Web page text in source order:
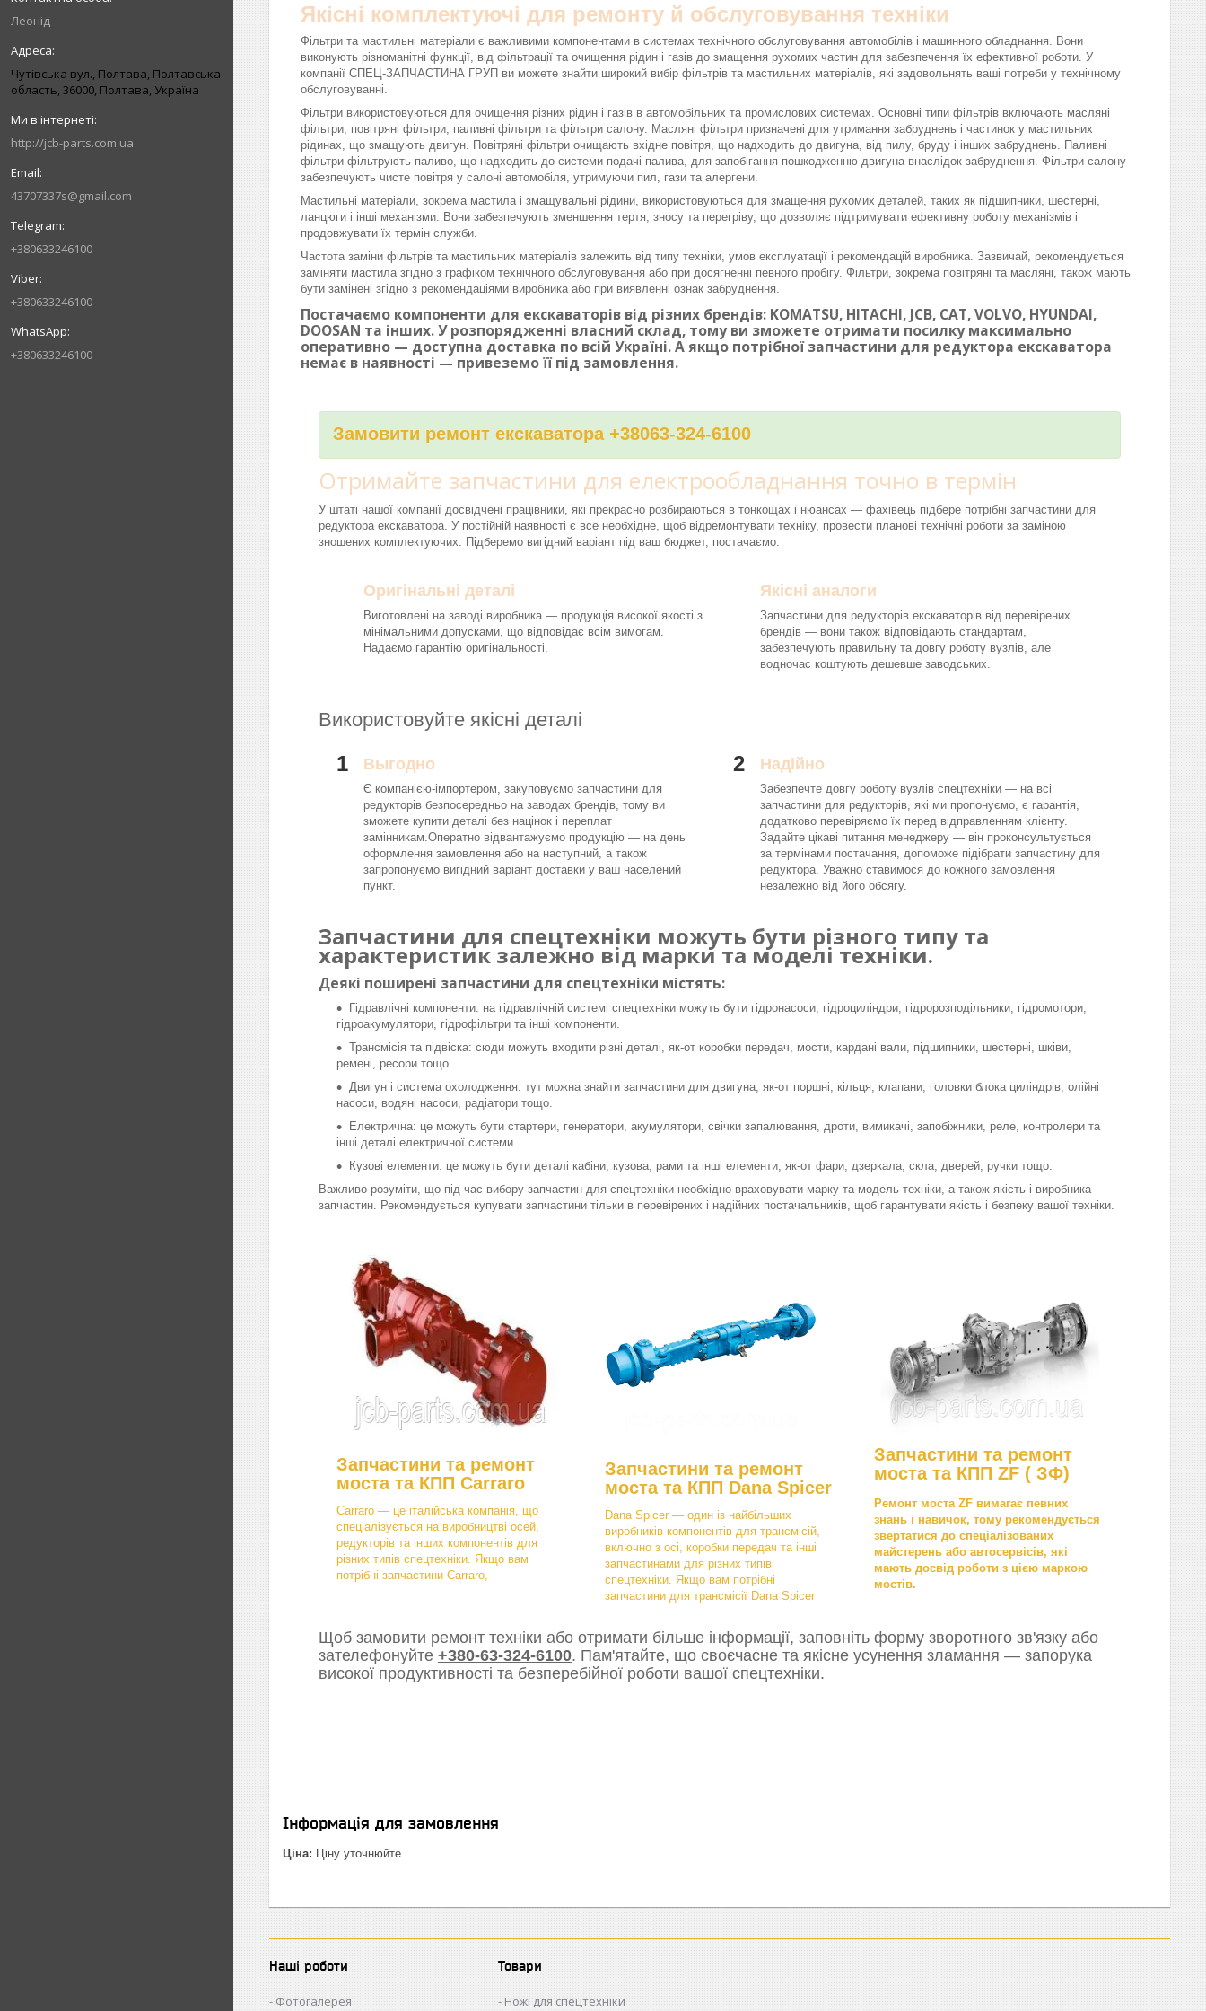
Леонід
Чутівська вул., Полтава, Полтавська
область, 36000, Полтава, Україна
http://jcb-parts.com.ua
43707337s@gmail.com
+380633246100
+380633246100
+380633246100
Якісні комплектуючі для ремонту й обслуговування техніки
Фільтри та мастильні матеріали є важливими компонентами в системах технічного обслуговування автомобілів і машинного обладнання. Вони
виконують різноманітні функції, від фільтрації та очищення рідин і газів до змащення рухомих частин для забезпечення їх ефективної роботи. У
компанії СПЕЦ-ЗАПЧАСТИНА ГРУП ви можете знайти широкий вибір фільтрів та мастильних матеріалів, які задовольнять ваші потреби у технічному
обслуговуванні.
Фільтри використовуються для очищення різних рідин і газів в автомобільних та промислових системах. Основні типи фільтрів включають масляні
фільтри, повітряні фільтри, паливні фільтри та фільтри салону. Масляні фільтри призначені для утримання забруднень і частинок у мастильних
рідинах, що змащують двигун. Повітряні фільтри очищають вхідне повітря, що надходить до двигуна, від пилу, бруду і інших забруднень. Паливні
фільтри фільтрують паливо, що надходить до системи подачі палива, для запобігання пошкодженню двигуна внаслідок забруднення. Фільтри салону
забезпечують чисте повітря у салоні автомобіля, утримуючи пил, гази та алергени.
Мастильні матеріали, зокрема мастила і змащувальні рідини, використовуються для змащення рухомих деталей, таких як підшипники, шестерні,
ланцюги і інші механізми. Вони забезпечують зменшення тертя, зносу та перегріву, що дозволяє підтримувати ефективну роботу механізмів і
продовжувати їх термін служби.
Частота заміни фільтрів та мастильних матеріалів залежить від типу техніки, умов експлуатації і рекомендацій виробника. Зазвичай, рекомендується
заміняти мастила згідно з графіком технічного обслуговування або при досягненні певного пробігу. Фільтри, зокрема повітряні та масляні, також мають
бути замінені згідно з рекомендаціями виробника або при виявленні ознак забруднення.
Постачаємо компоненти для екскаваторів від різних брендів: KOMATSU, HITACHI, JCB, CAT, VOLVO, HYUNDAI,
DOOSAN та інших. У розпорядженні власний склад, тому ви зможете отримати посилку максимально
оперативно — доступна доставка по всій Україні. А якщо потрібної запчастини для редуктора екскаватора
немає в наявності — привеземо її під замовлення.
Замовити ремонт екскаватора +38063-324-6100
Отримайте запчастини для електрообладнання точно в термін
У штаті нашої компанії досвідчені працівники, які прекрасно розбираються в тонкощах і нюансах — фахівець підбере потрібні запчастини для
редуктора екскаватора. У постійній наявності є все необхідне, щоб відремонтувати техніку, провести планові технічні роботи за заміною
зношених комплектуючих. Підберемо вигідний варіант під ваш бюджет, постачаємо:
Оригінальні деталі
Виготовлені на заводі виробника — продукція високої якості з
мінімальними допусками, що відповідає всім вимогам.
Надаємо гарантію оригінальності.
Якісні аналоги
Запчастини для редукторів екскаваторів від перевірених
брендів — вони також відповідають стандартам,
забезпечують правильну та довгу роботу вузлів, але
водночас коштують дешевше заводських.
Використовуйте якісні деталі
1 Выгодно
Є компанією-імпортером, закуповуємо запчастини для
редукторів безпосередньо на заводах брендів, тому ви
зможете купити деталі без націнок і переплат
замінникам.Оператно відвантажуємо продукцію — на день
оформлення замовлення або на наступний, а також
запропонуємо вигідний варіант доставки у ваш населений
пункт.
2 Надійно
Забезпечте довгу роботу вузлів спецтехніки — на всі
запчастини для редукторів, які ми пропонуємо, є гарантія,
додатково перевіряємо їх перед відправленням клієнту.
Задайте цікаві питання менеджеру — він проконсультується
за термінами постачання, допоможе підібрати запчастину для
редуктора. Уважно ставимося до кожного замовлення
незалежно від його обсягу.
Запчастини для спецтехніки можуть бути різного типу та
характеристик залежно від марки та моделі техніки.
Деякі поширені запчастини для спецтехніки містять:
Гідравлічні компоненти: на гідравлічній системі спецтехніки можуть бути гідронасоси, гідроциліндри, гідророзподільники, гідромотори,
гідроакумулятори, гідрофільтри та інші компоненти.
Трансмісія та підвіска: сюди можуть входити різні деталі, як-от коробки передач, мости, кардані вали, підшипники, шестерні, шківи,
ремені, ресори тощо.
Двигун і система охолодження: тут можна знайти запчастини для двигуна, як-от поршні, кільця, клапани, головки блока циліндрів, олійні
насоси, водяні насоси, радіатори тощо.
Електрична: це можуть бути стартери, генератори, акумулятори, свічки запалювання, дроти, вимикачі, запобіжники, реле, контролери та
інші деталі електричної системи.
Кузові елементи: це можуть бути деталі кабіни, кузова, рами та інші елементи, як-от фари, дзеркала, скла, дверей, ручки тощо.
Важливо розуміти, що під час вибору запчастин для спецтехніки необхідно враховувати марку та модель техніки, а також якість і виробника
запчастин. Рекомендується купувати запчастини тільки в перевірених і надійних постачальників, щоб гарантувати якість і безпеку вашої техніки.
Запчастини та ремонт
моста та КПП Carraro
Carraro — це італійська компанія, що
спеціалізується на виробництві осей,
редукторів та інших компонентів для
різних типів спецтехніки. Якщо вам
потрібні запчастини Carraro,
Запчастини та ремонт
моста та КПП Dana Spicer
Dana Spicer — один із найбільших
виробників компонентів для трансмісій,
включно з осі, коробки передач та інші
запчастинами для різних типів
спецтехніки. Якщо вам потрібні
запчастини для трансмісії Dana Spicer
Запчастини та ремонт
моста та КПП ZF ( ЗФ)
Ремонт моста ZF вимагає певних
знань і навичок, тому рекомендується
звертатися до спеціалізованих
майстерень або автосервісів, які
мають досвід роботи з цією маркою
мостів.
Щоб замовити ремонт техніки або отримати більше інформації, заповніть форму зворотного зв'язку або
зателефонуйте +380-63-324-6100. Пам'ятайте, що своєчасне та якісне усунення зламання — запорука
високої продуктивності та безперебійної роботи вашої спецтехніки.
Інформація для замовлення
Ціна: Ціну уточнюйте
Наші роботи
Фотогалерея
Товари
Ножі для спецтехніки